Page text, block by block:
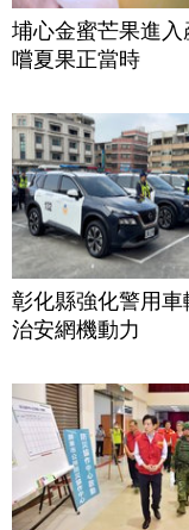
埔心金蜜芒果進入
嚐夏果正當時
彰化縣強化警用車
治安網機動力